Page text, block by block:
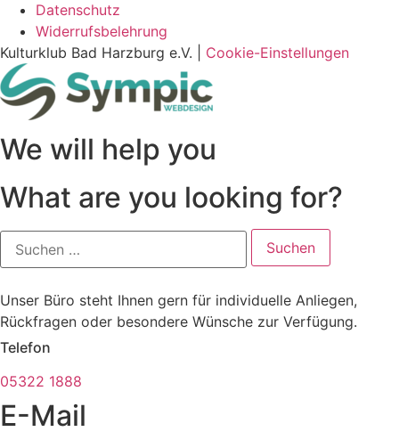
Datenschutz
Widerrufsbelehrung
Kulturklub Bad Harzburg e.V. | Cookie-Einstellungen
We will help you
What are you looking for?
Suchen
nach:
Unser Büro steht Ihnen gern für individuelle Anliegen,
Rückfragen oder besondere Wünsche zur Verfügung.
Telefon
05322 1888
E-Mail